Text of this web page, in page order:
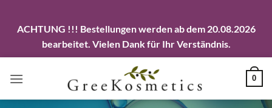
ACHTUNG !!! Bestellungen werden ab dem 20.08.2026
bearbeitet. Vielen Dank für Ihr Verständnis.
Inhalt
0